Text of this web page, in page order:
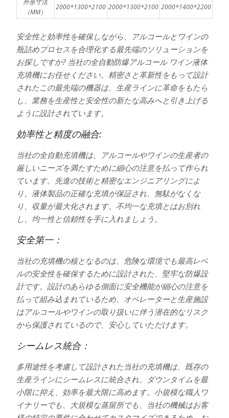
（MM）
2000*1300*2100 2000*1300*2100 2000*1400*2200
安全性と効率性を確保しながら、アルコールとワインの
瓶詰めプロセスを合理化する最先端のソリューションを
お探しですか? 当社の全自動防爆アルコール ワイン液体
充填機にお任せください。精密さと革新性をもって設計
されたこの最先端の機器は、生産ラインに革命をもたら
し、業務を生産性と安全性の新たな高みへと引き上げる
ように設計されています。
効率性と精度の融合:
当社の全自動充填機は、アルコールやワインの生産者の
厳しいニーズを満たすために細心の注意を払って作られ
ています。先進の技術と精密なエンジニアリングによ
り、液体製品の正確な充填が保証され、無駄がなくな
り、収量が最大化されます。不均一な充填とはお別れ
し、均一性と信頼性を手に入れましょう。
安全第一：
当社の充填機の核となるのは、危険な環境でも最高レベ
ルの安全性を確保するために設計された、堅牢な防爆設
計です。設計のあらゆる側面に安全機能が細心の注意を
払って組み込まれているため、オペレーターと生産施設
はアルコールやワインの取り扱いに伴う潜在的なリスク
から保護されているので、安心していただけます。
シームレス統合：
多用途性を考慮して設計された当社の充填機は、既存の
生産ラインにシームレスに統合され、ダウンタイムを最
小限に抑え、効率を最大限に高めます。小規模な職人ワ
イナリーでも、大規模な蒸留所でも、当社の機械はお客